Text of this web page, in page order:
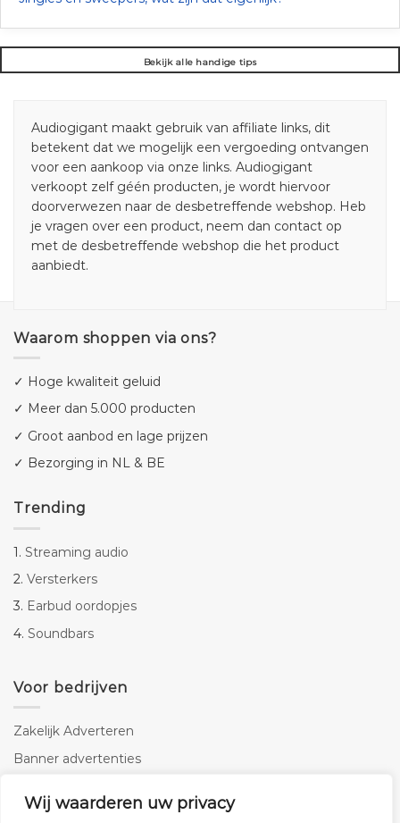
Wij waarderen uw privacy
Bekijk alle handige tips
Audiogigant maakt gebruik van affiliate links, dit
betekent dat we mogelijk een vergoeding ontvangen
voor een aankoop via onze links. Audiogigant
verkoopt zelf géén producten, je wordt hiervoor
doorverwezen naar de desbetreffende webshop. Heb
je vragen over een product, neem dan contact op
met de desbetreffende webshop die het product
aanbiedt.
Waarom shoppen via ons?
✓ Hoge kwaliteit geluid
✓ Meer dan 5.000 producten
✓ Groot aanbod en lage prijzen
✓ Bezorging in NL & BE
Trending
1. Streaming audio
2. Versterkers
3. Earbud oordopjes
4. Soundbars
Voor bedrijven
Zakelijk Adverteren
Banner advertenties
SEO copywriting